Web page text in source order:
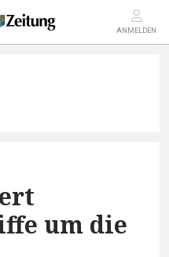
ANMELDEN
um die